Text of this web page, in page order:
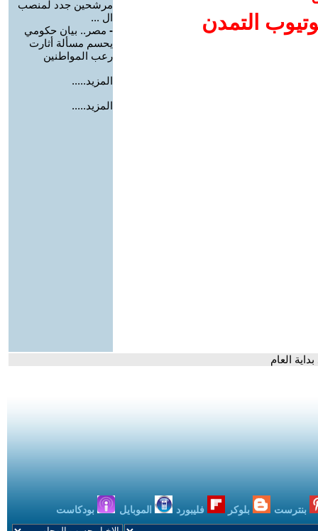
التمدن
مرشحين جدد لمنصب
ال ...
- مصر.. بيان حكومي
يحسم مسألة أثارت
رعب المواطنين
المزيد.....
المزيد.....
بنترست بلوكر فليبورد الموبايل بودكاست